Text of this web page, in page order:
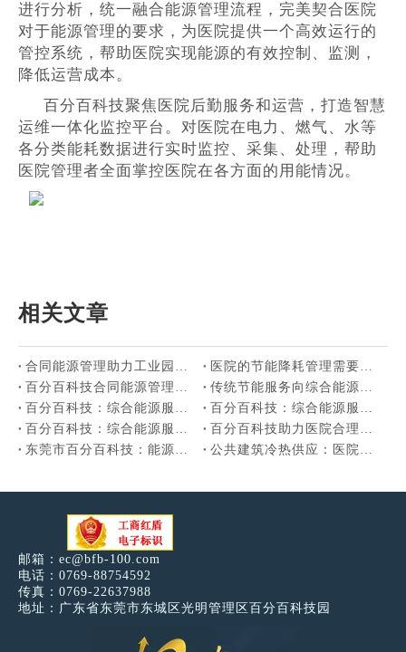
进行分析，统一融合能源管理流程，完美契合医院
对于能源管理的要求，为医院提供一个高效运行的
管控系统，帮助医院实现能源的有效控制、监测，
降低运营成本。
百分百科技聚焦医院后勤服务和运营，打造智慧
运维一体化监控平台。对医院在电力、燃气、水等
各分类能耗数据进行实时监控、采集、处理，帮助
医院管理者全面掌控医院在各方面的用能情况。
相关文章
合同能源管理助力工业园区实现低碳发展
医院的节能降耗管理需要综合能源服务指路
百分百科技合同能源管理赋能医院绿色低碳转型
传统节能服务向综合能源服务升级，百分百科技综合能源服务商
百分百科技：综合能源服务关键技术分析报告
百分百科技：综合能源服务最近已经几乎不热了？！
百分百科技：综合能源服务发展现状、趋势及案例分析
百分百科技助力医院合理使用能源，不断提高能源利用效率
东莞市百分百科技：能源托管打造“低碳医院”样板
公共建筑冷热供应：医院如何通过综合能源服务实现节能？
邮箱： ec@bfb-100.com
电话：0769-88754592
传真：0769-22637988
地址：广东省东莞市东城区光明管理区百分百科技园